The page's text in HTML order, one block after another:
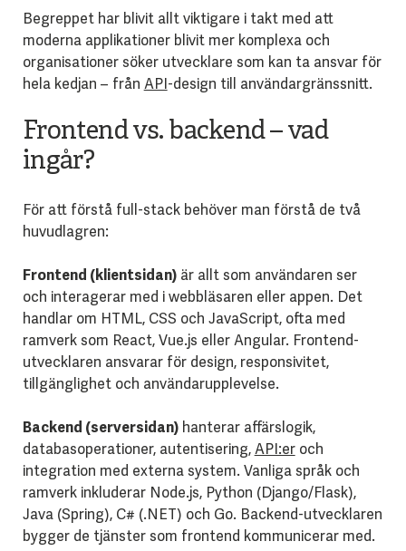
Begreppet har blivit allt viktigare i takt med att
moderna applikationer blivit mer komplexa och
organisationer söker utvecklare som kan ta ansvar för
hela kedjan – från API-design till användargränssnitt.
Frontend vs. backend – vad
ingår?
För att förstå full-stack behöver man förstå de två
huvudlagren:
Frontend (klientsidan)är allt som användaren ser
och interagerar med i webbläsaren eller appen. Det
handlar om HTML, CSS och JavaScript, ofta med
ramverk som React, Vue.js eller Angular. Frontend-
utvecklaren ansvarar för design, responsivitet,
tillgänglighet och användarupplevelse.
Backend (serversidan)hanterar affärslogik,
databasoperationer, autentisering,API:eroch
integration med externa system. Vanliga språk och
ramverk inkluderar Node.js, Python (Django/Flask),
Java (Spring), C# (.NET) och Go. Backend-utvecklaren
bygger de tjänster som frontend kommunicerar med.